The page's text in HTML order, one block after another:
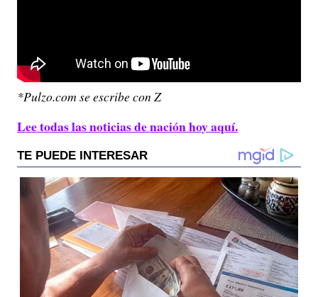
*Pulzo.com se escribe con Z
Lee todas las noticias de nación hoy aquí.